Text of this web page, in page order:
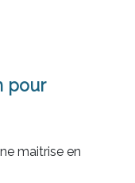
pour
maitrise en